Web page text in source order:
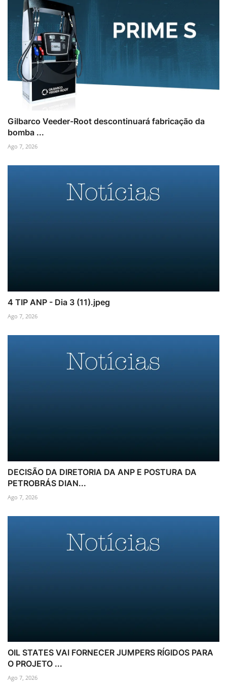
Gilbarco Veeder-Root descontinuará fabricação da
bomba ...
Ago 7, 2026
4 TIP ANP - Dia 3 (11).jpeg
Ago 7, 2026
DECISÃO DA DIRETORIA DA ANP E POSTURA DA
PETROBRÁS DIAN...
Ago 7, 2026
OIL STATES VAI FORNECER JUMPERS RÍGIDOS PARA
O PROJETO ...
Ago 7, 2026